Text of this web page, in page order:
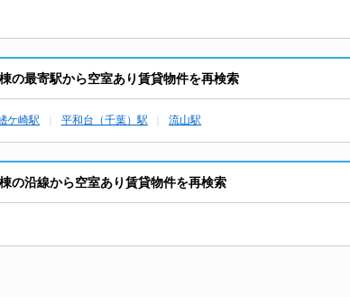
の最寄駅から空室あり賃貸物件を再検索
ケ崎駅 平和台（千葉）駅 流山駅
の沿線から空室あり賃貸物件を再検索